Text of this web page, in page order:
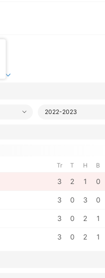
2022-2023
Tr T H B
3 2 1 0
3 0 3 0
3 0 2 1
3 0 2 1